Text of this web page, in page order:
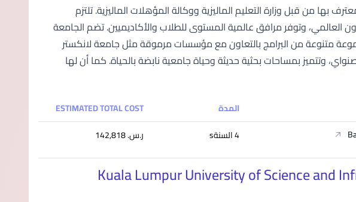
بها من قبل وزارة التعليم الماليزية ووكالة المؤهلات الماليزية. تلتزم
العالمي، وتوفر مرافق عالمية المستوى للطلاب والأكاديميين. تضم الجامعة
من 90 دولة، وتقدم مجموعة متنوعة من البرامج بالتعاون مع مؤسسات مرموقة مثل جامعة لانكستر
وتتميز بمساحات بحثية حديثة وحياة جامعية نابضة بالحياة. كما أن لها
المدة
ESTIMATED TOTAL COST
4 السنةs ر.س.‏ 142,818
Kuala Lumpur University of Science and